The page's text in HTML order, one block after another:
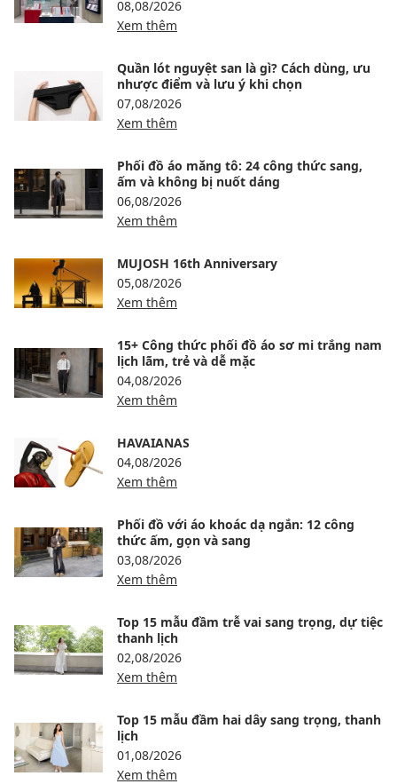
08,08/2026
Xem thêm
Quần lót nguyệt san là gì? Cách dùng, ưu
nhược điểm và lưu ý khi chọn
07,08/2026
Xem thêm
Phối đồ áo măng tô: 24 công thức sang,
ấm và không bị nuốt dáng
06,08/2026
Xem thêm
MUJOSH 16th Anniversary
05,08/2026
Xem thêm
15+ Công thức phối đồ áo sơ mi trắng nam
lịch lãm, trẻ và dễ mặc
04,08/2026
Xem thêm
HAVAIANAS
04,08/2026
Xem thêm
Phối đồ với áo khoác dạ ngắn: 12 công
thức ấm, gọn và sang
03,08/2026
Xem thêm
Top 15 mẫu đầm trễ vai sang trọng, dự tiệc
thanh lịch
02,08/2026
Xem thêm
Top 15 mẫu đầm hai dây sang trọng, thanh
lịch
01,08/2026
Xem thêm